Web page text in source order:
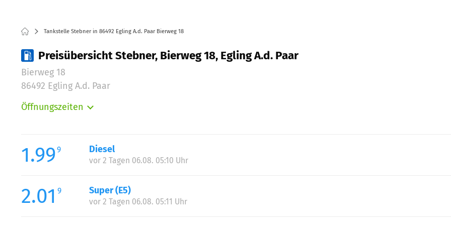
Tankstelle Stebner in 86492 Egling A.d. Paar Bierweg 18
Preisübersicht Stebner, Bierweg 18, Egling A.d. Paar
Bierweg 18
86492 Egling A.d. Paar
Öffnungszeiten
Mittwoch:
Donnerstag:
Samstag:
Sonntag:
1.999 Diesel
vor 2 Tagen 06.08. 05:10 Uhr
2.01 9 Super (E5)
vor 2 Tagen 06.08. 05:11 Uhr